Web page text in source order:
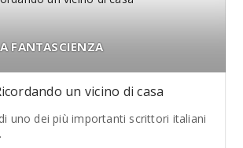
FANTASCIENZA
un vicino di casa
uno dei più importanti scrittori italiani